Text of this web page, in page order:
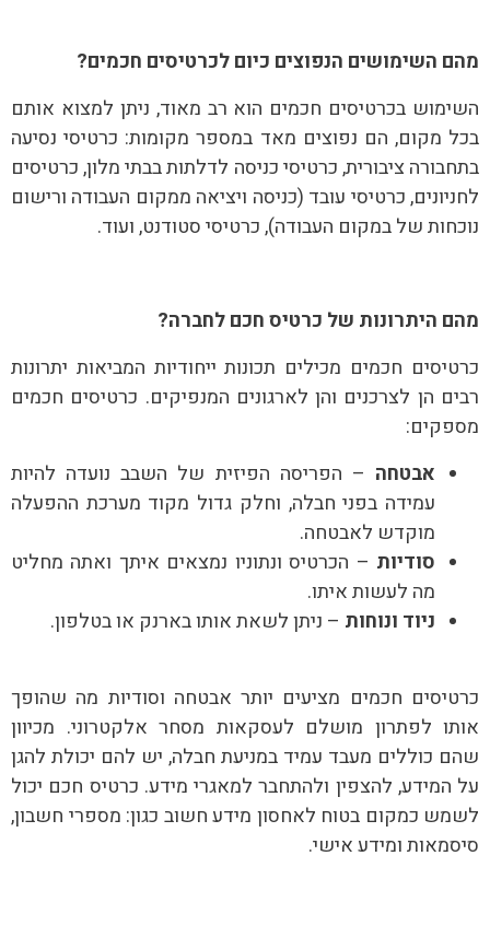
מהם השימושים הנפוצים כיום לכרטיסים חכמים?
השימוש בכרטיסים חכמים הוא רב מאוד, ניתן למצוא אותם
בכל מקום, הם נפוצים מאד במספר מקומות: כרטיסי נסיעה
בתחבורה ציבורית, כרטיסי כניסה לדלתות בבתי מלון, כרטיסים
לחניונים, כרטיסי עובד (כניסה ויציאה ממקום העבודה ורישום
נוכחות של במקום העבודה), כרטיסי סטודנט, ועוד.
מהם היתרונות של כרטיס חכם לחברה?
כרטיסים חכמים מכילים תכונות ייחודיות המביאות יתרונות
רבים הן לצרכנים והן לארגונים המנפיקים. כרטיסים חכמים
מספקים:
אבטחה – הפריסה הפיזית של השבב נועדה להיות
עמידה בפני חבלה, וחלק גדול מקוד מערכת ההפעלה
מוקדש לאבטחה.
סודיות – הכרטיס ונתוניו נמצאים איתך ואתה מחליט
מה לעשות איתו.
ניוד ונוחות – ניתן לשאת אותו בארנק או בטלפון.
כרטיסים חכמים מציעים יותר אבטחה וסודיות מה שהופך
אותו לפתרון מושלם לעסקאות מסחר אלקטרוני. מכיוון
שהם כוללים מעבד עמיד במניעת חבלה, יש להם יכולת להגן
על המידע, להצפין ולהתחבר למאגרי מידע. כרטיס חכם יכול
לשמש כמקום בטוח לאחסון מידע חשוב כגון: מספרי חשבון,
סיסמאות ומידע אישי.